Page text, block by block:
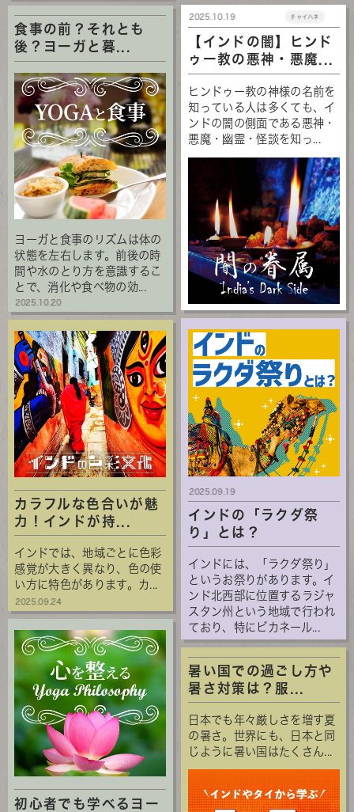
食事の前？それとも
後？ヨーガと暮...
ヨーガと食事のリズムは体の
状態を左右します。前後の時
間や水のとり方を意識するこ
とで、消化や食べ物の効...
2025.10.20
【インドの闇】ヒンド
ゥー教の悪神・悪魔...
ヒンドゥー教の神様の名前を
知っている人は多くても、イ
ンドの闇の側面である悪神・
悪魔・幽霊・怪談を知っ...
2025.10.19 チャイハネ
カラフルな色合いが魅
力！インドが持...
インドでは、地域ごとに色彩
感覚が大きく異なり、色の使
い方に特色があります。カ...
2025.09.24
インドの「ラクダ祭
り」とは？
インドには、「ラクダ祭り」
というお祭りがあります。イ
ンド北西部に位置するラジャ
スタン州という地域で行われ
ており、特にビカネール...
2025.09.19
初心者でも学べるヨー
暑い国での過ごし方や
暑さ対策は？服...
日本でも年々厳しさを増す夏
の暑さ。世界にも、日本と同
じように暑い国はたくさん...